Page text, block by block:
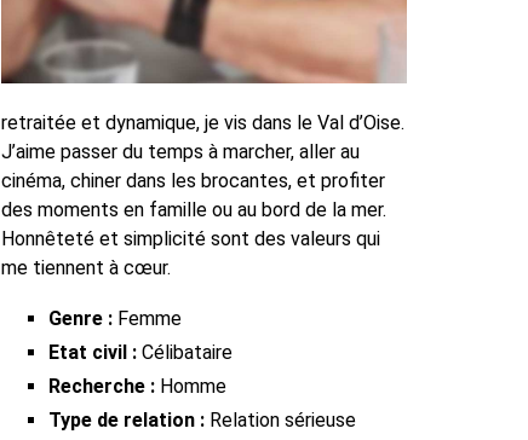
retraitée et dynamique, je vis dans le Val d’Oise.
J’aime passer du temps à marcher, aller au
cinéma, chiner dans les brocantes, et profiter
des moments en famille ou au bord de la mer.
Honnêteté et simplicité sont des valeurs qui
me tiennent à cœur.
Genre : Femme
Etat civil : Célibataire
Recherche : Homme
Type de relation : Relation sérieuse